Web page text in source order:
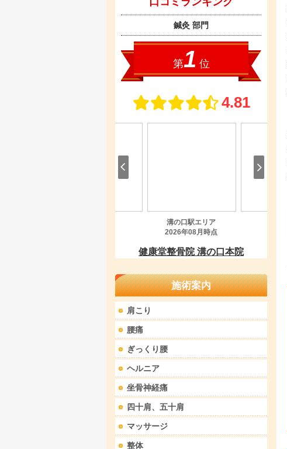
施術案内
肩こり
腰痛
ぎっくり腰
ヘルニア
坐骨神経痛
四十肩、五十肩
マッサージ
整体